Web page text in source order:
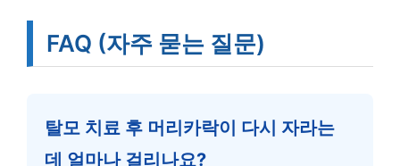
FAQ (자주 묻는 질문)
탈모 치료 후 머리카락이 다시 자라는
데 얼마나 걸리나요?